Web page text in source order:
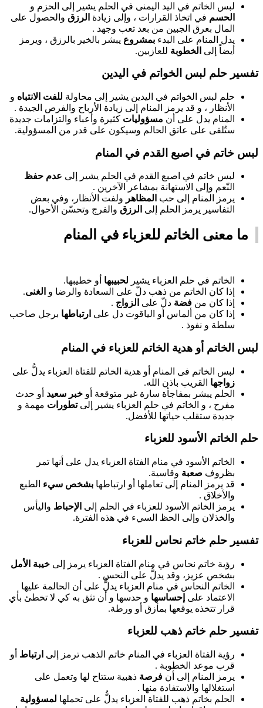
لبس الخاتم في اليد اليمنى في الحلم يشير إلى الحزم و
الحسم في اتخاذ القرارات ، وإلى زيادة الرزق والحصول على
المال بعرق الجبين من بعد تعب وجهد .
يدل المنام على البدء بمشروع يبشر بالخير بالرزق ، ويرمز
أيضاً إلى الخطوبة للعازبين.
تفسير حلم لبس الخواتم في اليدين
حلم لبس الخواتم في اليدين يشير إلى محاولة للفت الانتباه و
الأنظار ، و قد يرمز المنام إلى زيادة الأرباح والفرص الجيدة .
المنام يدل على أن مسؤوليات كثيرة وأعباء والتزامات جديدة
ستُلقى على عاتق الحالم وسيكون على قدر من المسؤولية.
لبس خاتم في اصبع القدم في المنام
لبس خاتم في اصبع القدم في الحلم يشير إلى عدم حفظ
النّعم وإلى الاستهانة بمشاعر الآخرين .
يرمز المنام إلى حب المظاهر ولفت الأنظار، وفي بعض
التفاسير يرمز الحلم إلى الرزق والفرج وتحسّن الأحوال.
ما معنى الخاتم للعزباء في المنام
الخاتم في حلم العزباء يشير لحبيبها أو خطيبها.
إذا كان الخاتم من ذهب دلّ على السعادة والرضا و الغنى.
إذا كان من فضة دلّ على الزواج .
إذا كان من ألماس أو الياقوت دل على ارتباطها برجل صاحب
سلطة و نفوذ .
لبس الخاتم أو هدية الخاتم للعزباء في المنام
لبس الخاتم فى المنام أو هدية الخاتم للفتاة العزباء يدلُّ على
زواجها القريب باذن الله.
الحلم يبشر بمفاجأة سارة غير متوقعة أو خبر سعيد أو حدث
مفرح ، و الخاتم في حلم العزباء يشير إلىتطورات مهمة و
جديدة ستقلب حياتها للأفضل.
حلم الخاتم الأسود للعزباء
الخاتم الأسود في منام الفتاة العزباء يدل على أنها تمر
بظروف صعبة وقاسية.
قد يرمز المنام إلى تعاملها أو ارتباطها بشخص سيء الطبع
والأخلاق .
يرمز الخاتم الأسود للعزباء في الحلم إلى الإحباط واليأس
والخذلان وإلى الحظ السيء في هذه الفترة.
تفسير حلم خاتم نحاس للعزباء
رؤية خاتم نحاس في منام الفتاة العزباء يرمز إلى خيبة الأمل
بشخص عزيز، وقد يدلُّ على النحس .
الخاتم النحاس في منام العزباء يدلُّ على أن الحالمة عليها
الاعتماد على إحساسها و حدسها و أن تثق به كي لا تخطئ بأي
قرار تتخذه يوقعها بمأزق أو ورطة.
تفسير حلم خاتم ذهب للعزباء
رؤية الفتاة العزباء في المنام خاتم الذهب ترمز إلى ارتباط أو
قرب موعد الخطوبة .
يرمز المنام إلى أن فرصة ذهبية ستتاح لها وتعمل على
استغلالها والاستفادة منها .
الحلم بخاتم ذهب للفتاة العزباء يدلُّ على تحملها لمسؤولية